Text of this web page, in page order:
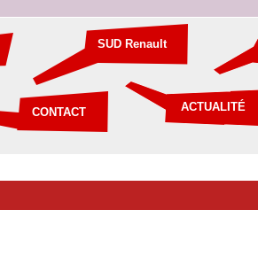
SUD Renault
ACTUALITÉ
CONTACT